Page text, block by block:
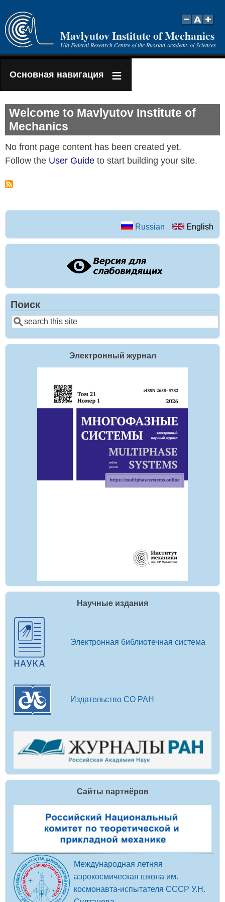
Skip
to
main
content
Mavlyutov Institute of Mechanics
Ufa Federal Research Centre of the Russian Academy of Sciences
Основная навигация
Welcome to Mavlyutov Institute of
Mechanics
No front page content has been created yet.
Follow the User Guide to start building your site.
Russian English
Поиск
Search
Электронный журнал
Научные издания
Электронная библиотечная система
Издательство СО РАН
Сайты партнёров
Международная летняя
аэрокосмическая школа им.
космонавта-испытателя СССР У.Н.